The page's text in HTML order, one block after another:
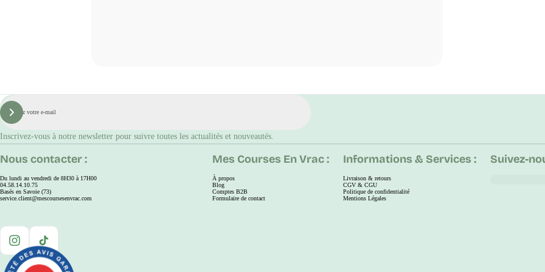
E-
mail
S'inscrire
Inscrivez-vous à notre newsletter pour suivre toutes les actualités et nouveautés.
Nous contacter :
Du lundi au vendredi de 8H30 à 17H00
04.58.14.10.75
Basés en Savoie (73)
service.client@mescoursesenvrac.com
Mes Courses En Vrac :
À propos
Blog
Comptes B2B
Formulaire de contact
Informations & Services :
Livraison & retours
CGV & CGU
Politique de confidentialité
Mentions Légales
Suivez-
Instagram
TikTok